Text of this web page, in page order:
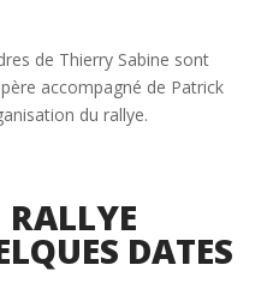
de Thierry Sabine sont
accompagné de Patrick
du rallye.
RALLYE
DATES